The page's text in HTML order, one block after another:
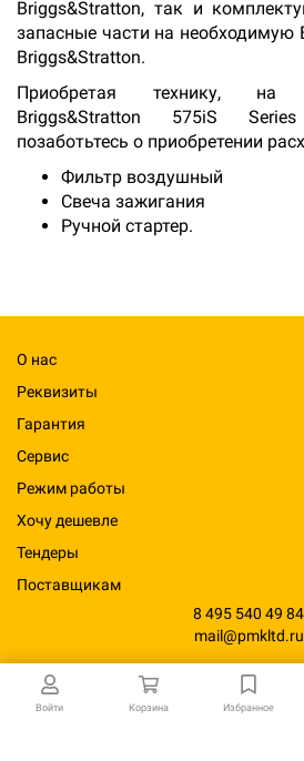
Войти Корзина Избранное
Briggs&Stratton, так и
запасные части на необходимую
Briggs&Stratton.
Приобретая технику, на
Briggs&Stratton 575iS
позаботьтесь о приобретении
Фильтр воздушный
Свеча зажигания
Ручной стартер.
О нас
Реквизиты
Гарантия
Сервис
Режим работы
Хочу дешевле
Тендеры
Поставщикам
8 495 540 49 84
mail@pmkltd.ru